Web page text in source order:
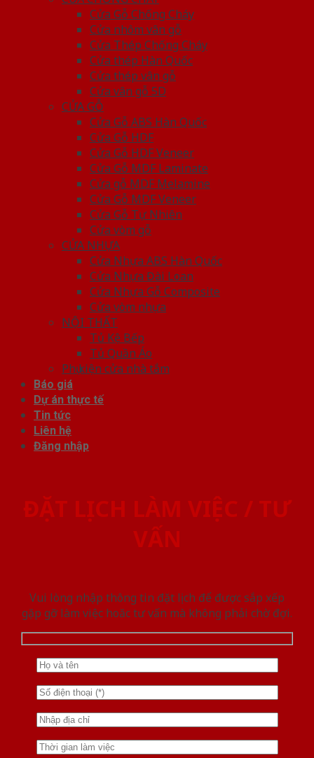
Cửa Gỗ Chống Cháy
Cửa nhôm vân gỗ
Cửa Thép Chống Cháy
Cửa thép Hàn Quốc
Cửa thép vân gỗ
Cửa vân gỗ 5D
CỬA GỖ
Cửa Gỗ ABS Hàn Quốc
Cửa Gỗ HDF
Cửa Gỗ HDF Veneer
Cửa Gỗ MDF Laminate
Cửa gỗ MDF Melamine
Cửa Gỗ MDF Veneer
Cửa Gỗ Tự Nhiên
Cửa vòm gỗ
CỬA NHỰA
Cửa Nhựa ABS Hàn Quốc
Cửa Nhựa Đài Loan
Cửa Nhựa Gỗ Composite
Cửa vòm nhựa
NỘI THẤT
Tủ Kệ Bếp
Tủ Quần Áo
Phụ kiện cửa nhà tắm
Báo giá
Dự án thực tế
Tin tức
Liên hệ
Đăng nhập
ĐẶT LỊCH LÀM VIỆC / TƯ
VẤN
Vui lòng nhập thông tin đặt lịch để được sắp xếp
gặp gỡ làm việc hoăc tư vấn mà không phải chờ đợi.